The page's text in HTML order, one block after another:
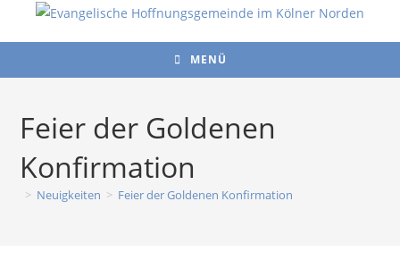
MENÜ
Feier der Goldenen
Konfirmation
> Neuigkeiten > Feier der Goldenen Konfirmation